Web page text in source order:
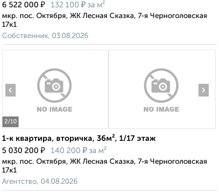
6 522 000 ₽ 132 100 ₽ за м²
мкр. пос. Октября, ЖК Лесная Сказка, 7-я Черноголовская
17к1
Собственник, 03.08.2026
2/10
‹ ›
1-к квартира, вторичка, 36м², 1/17 этаж
5 030 200 ₽ 140 200 ₽ за м²
мкр. пос. Октября, ЖК Лесная Сказка, 7-я Черноголовская
17к1
Агентство, 04.08.2026